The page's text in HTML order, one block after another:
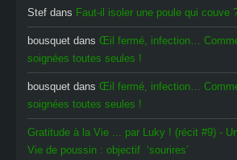
Stef dans Faut-il isoler une poule qui couve
bousquet dans Œil fermé, infection…
soignées toutes seules !
bousquet dans Œil fermé, infection…
soignées toutes seules !
Gratitude à la Vie ... par Luky ! (récit #9) -
Vie de poussin : objectif ‘sourires’